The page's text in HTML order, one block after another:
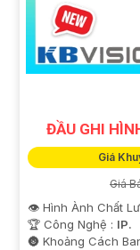
ĐẦU GHI
Giá
Giá
👁 Hình Ành Chất
🏆 Công Nghệ : IP.
🌚 Khoảng Cách